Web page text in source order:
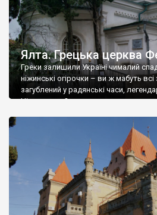
Ялта. Грецька церква
Греки залишили Україні чималий
ніжинські огірочки – ви ж мабуть всі
загублений у радянські часи,
Ніжин греки?